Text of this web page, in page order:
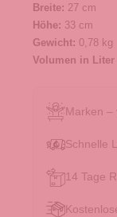
Breite: 27 cm
Höhe: 33 cm
Gewicht: 0,78 kg
Volumen in Liter
Marken –
Schnelle
14 Tage